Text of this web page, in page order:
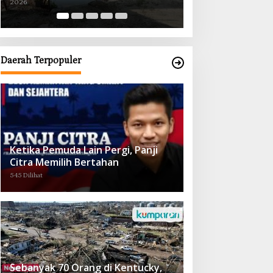
Obat demi Wujudkan Kampar Dihati
2026
Daerah Terpopuler
Ketika Pemuda Lain Pergi, Panji
Citra Memilih Bertahan
545 Dilihat
Sebanyak 70 Orang di Kentucky,